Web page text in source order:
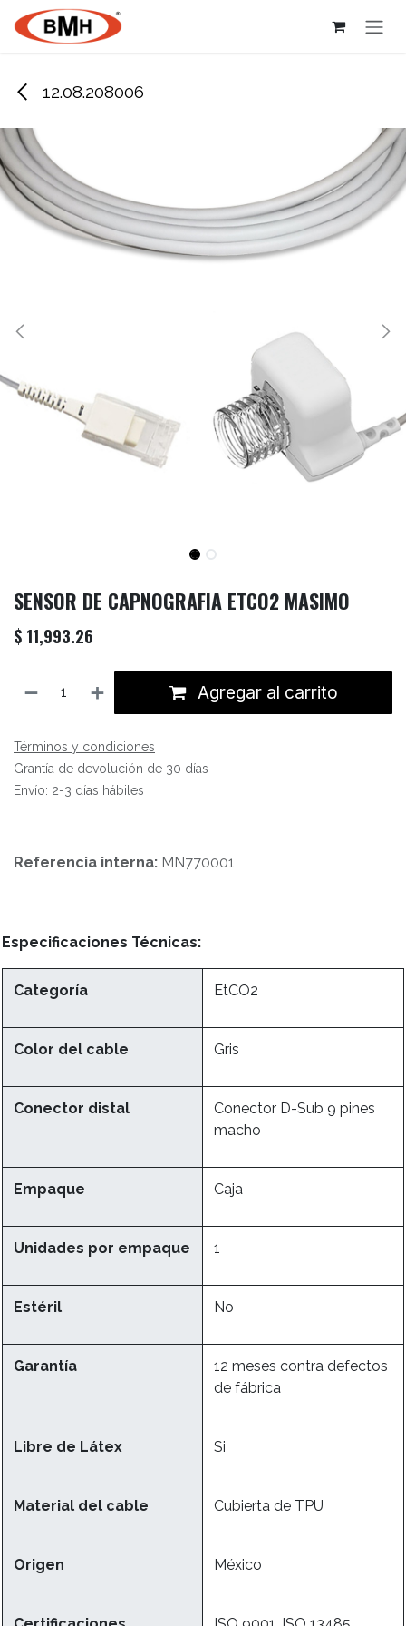
Ir al contenido
12.08.208006
SENSOR DE CAPNOGRAFIA ETCO2 MASIMO
$ 11,993.26
Agregar al carrito
Términos y condiciones
Grantía de devolución de 30 días
Envío: 2-3 días hábiles
Referencia interna: MN770001
Especificaciones Técnicas:
Categoría EtCO2
Color del cable Gris
Conector distal
Conector D-Sub 9 pines
macho
Empaque Caja
Unidades por empaque 1
Estéril No
Garantía
12 meses contra defectos
de fábrica
Libre de Látex Si
Material del cable Cubierta de TPU
Origen México